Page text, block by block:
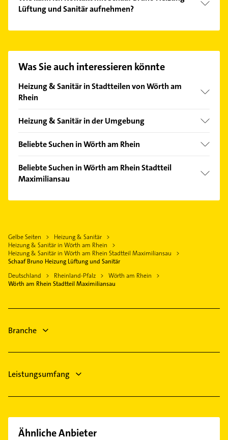
Lüftung und Sanitär aufnehmen?
auswählen. Hier finden Sie alleKontaktdaten
Was Sie auch interessieren könnte
Heizung & Sanitär in Stadtteilen von Wörth am
Rhein
Büchelberg
Heizung & Sanitär in der Umgebung
Hagenbach Pfalz
Karlsruhe
Eggenstein-Leopoldshafen
Rülzheim
Dettenheim
Bellheim
Beliebte Suchen in Wörth am Rhein
Zahnarzt
Fensterbauer
Gebäudereinigung
Immobilien
Immobilienmakler
Hausarzt
Beliebte Suchen in Wörth am Rhein Stadtteil
Maximiliansau
Gelbe Seiten
Heizung & Sanitär
Heizung & Sanitär in Wörth am Rhein
Heizung & Sanitär in Wörth am Rhein Stadtteil Maximiliansau
Schaaf Bruno Heizung Lüftung und Sanitär
Deutschland
Rheinland-Pfalz
Wörth am Rhein
Wörth am Rhein Stadtteil Maximiliansau
Branche
Leistungsumfang
Ähnliche Anbieter